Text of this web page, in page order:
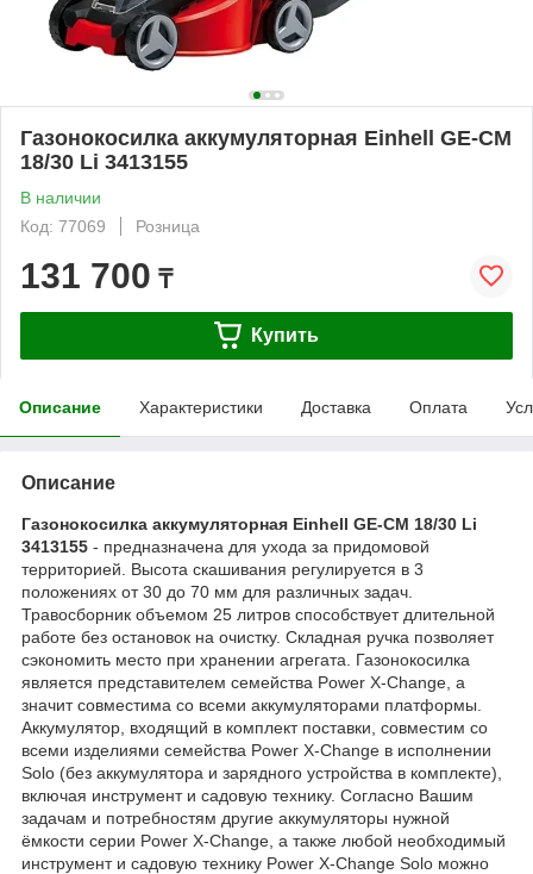
Газонокосилка аккумуляторная Einhell GE-CM
18/30 Li 3413155
В наличии
Код: 77069
Розница
131 700 ₸
Купить
Описание Характеристики Доставка Оплата
Описание
Газонокосилка аккумуляторная Einhell GE-CM 18/30 Li
3413155 - предназначена для ухода за придомовой
территорией. Высота скашивания регулируется в 3
положениях от 30 до 70 мм для различных задач.
Травосборник объемом 25 литров способствует длительной
работе без остановок на очистку. Складная ручка позволяет
сэкономить место при хранении агрегата. Газонокосилка
является представителем семейства Power X-Change, а
значит совместима со всеми аккумуляторами платформы.
Аккумулятор, входящий в комплект поставки, совместим со
всеми изделиями семейства Power X-Change в исполнении
Solo (без аккумулятора и зарядного устройства в комплекте),
включая инструмент и садовую технику. Согласно Вашим
задачам и потребностям другие аккумуляторы нужной
ёмкости серии Power X-Change, а также любой необходимый
инструмент и садовую технику Power X-Change Solo можно